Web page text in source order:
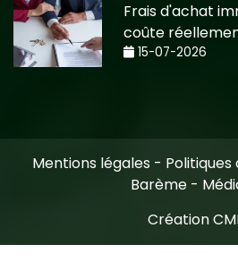
Frais d'achat
coûte
15-07-2026
Mentions légales -
Barème-
Création